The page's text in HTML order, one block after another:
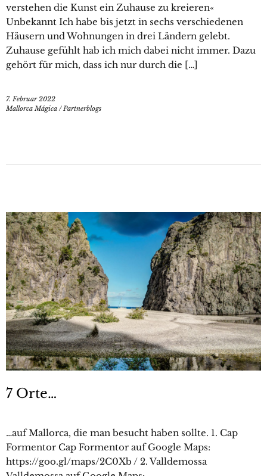
verstehen die Kunst ein Zuhause zu kreieren«
Unbekannt Ich habe bis jetzt in sechs verschiedenen
Häusern und Wohnungen in drei Ländern gelebt.
Zuhause gefühlt hab ich mich dabei nicht immer. Dazu
gehört für mich, dass ich nur durch die […]
7. Februar 2022
Mallorca Mágica /Partnerblogs
7 Orte…
…auf Mallorca, die man besucht haben sollte. 1. Cap
Formentor Cap Formentor auf Google Maps:
https://goo.gl/maps/2C0Xb / 2. Valldemossa